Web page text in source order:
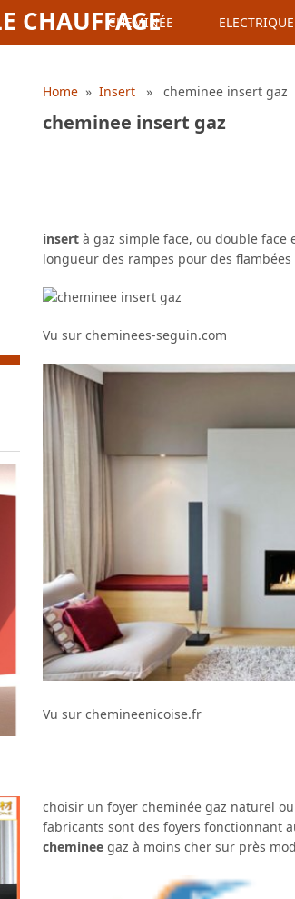
CHAUFFAGE
CHEMINÉE ELECTRIQUE
Home » Insert » cheminee insert gaz
cheminee insert gaz
insert à gaz simple face, ou double face
longueur des rampes pour des
Vu sur cheminees-seguin.com
Vu sur chemineenicoise.fr
choisir un foyer cheminée gaz naturel
fabricants sont des foyers fonctionnant
cheminee gaz à moins cher sur près